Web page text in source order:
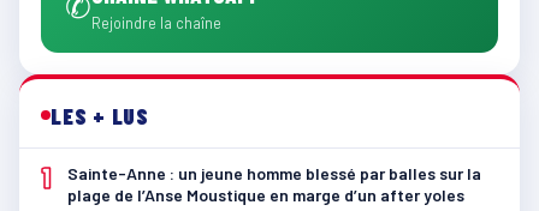
Rejoindre la chaîne
LES + LUS
1
Sainte-Anne : un jeune homme blessé par balles sur la
plage de l’Anse Moustique en marge d’un after yoles